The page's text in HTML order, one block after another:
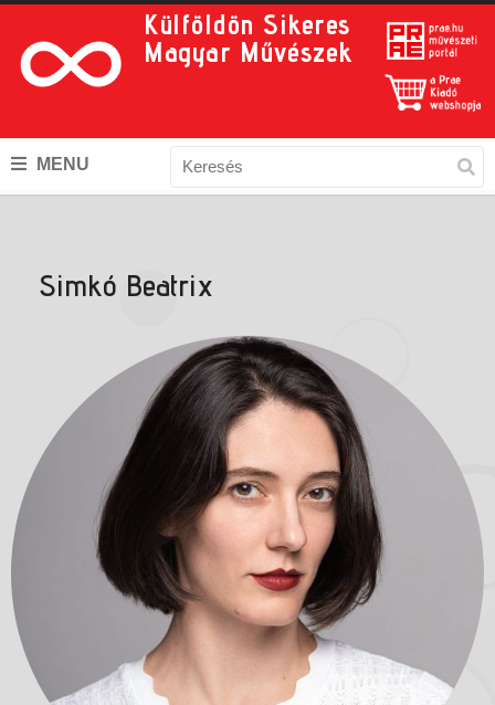
Külföldön Sikeres
Magyar Művészek
MENU
Simkó Beatrix